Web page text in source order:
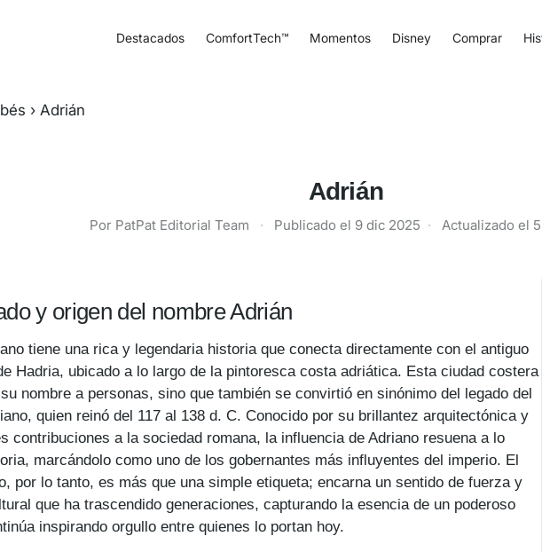
Destacados ComfortTech™ Momentos Disney Comprar
› Adrián
Adrián
Por PatPat Editorial Team · Publicado el 9 dic 2025 · Actualizado el
y origen del nombre Adrián
tiene una rica y legendaria historia que conecta directamente con el antiguo
Hadria, ubicado a lo largo de la pintoresca costa adriática. Esta ciudad costera
nombre a personas, sino que también se convirtió en sinónimo del legado del
quien reinó del 117 al 138 d. C. Conocido por su brillantez arquitectónica y
contribuciones a la sociedad romana, la influencia de Adriano resuena a lo
marcándolo como uno de los gobernantes más influyentes del imperio. El
por lo tanto, es más que una simple etiqueta; encarna un sentido de fuerza y
que ha trascendido generaciones, capturando la esencia de un poderoso
inspirando orgullo entre quienes lo portan hoy.